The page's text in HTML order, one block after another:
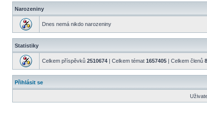
Narozeniny
Dnes nemá nikdo narozeniny
Statistiky
Celkem příspěvků 2510674 | Celkem témat 1657405 | Celkem členů
Přihlásit se